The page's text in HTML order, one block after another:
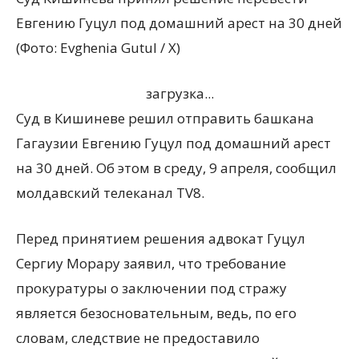
Евгению Гуцул под домашний арест на 30 дней
(Фото: Evghenia Gutul / X)
загрузка...
Суд в Кишиневе решил отправить башкана
Гагаузии Евгению Гуцул под домашний арест
на 30 дней. Об этом в среду, 9 апреля, сообщил
молдавский телеканал TV8.
Перед принятием решения адвокат Гуцул
Сергиу Морару заявил, что требование
прокуратуры о заключении под стражу
является безосновательным, ведь, по его
словам, следствие не предоставило